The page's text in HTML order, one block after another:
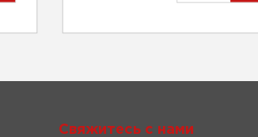
Свяжитесь с нами